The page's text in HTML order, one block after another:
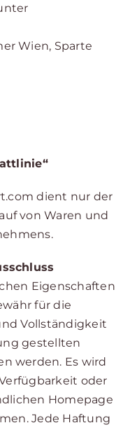
Wien, Sparte
dient nur der
von Waren und
Eigenschaften
für die
Vollständigkeit
gestellten
werden. Es wird
oder
Homepage
Jede Haftung